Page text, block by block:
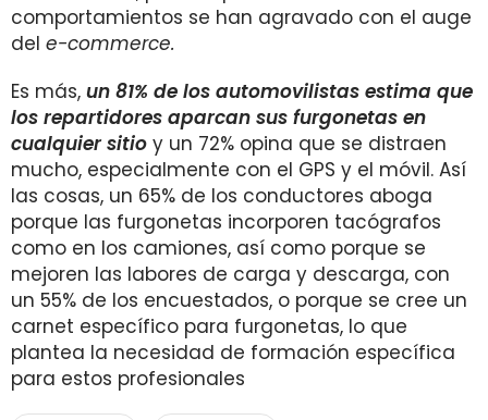
comportamientos se han agravado con el auge
del e-commerce.
Es más, un 81% de los automovilistas estima que
los repartidores aparcan sus furgonetas en
cualquier sitio y un 72% opina que se distraen
mucho, especialmente con el GPS y el móvil. Así
las cosas, un 65% de los conductores aboga
porque las furgonetas incorporen tacógrafos
como en los camiones, así como porque se
mejoren las labores de carga y descarga, con
un 55% de los encuestados, o porque se cree un
carnet específico para furgonetas, lo que
plantea la necesidad de formación específica
para estos profesionales